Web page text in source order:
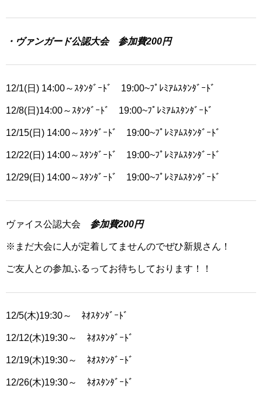
・ヴァンガード公認大会 参加費200円
12/1(日) 14:00～ｽﾀﾝﾀﾞｰﾄﾞ 19:00~ﾌﾟﾚﾐｱﾑｽﾀﾝﾀﾞｰﾄﾞ
12/8(日)14:00～ｽﾀﾝﾀﾞｰﾄﾞ 19:00~ﾌﾟﾚﾐｱﾑｽﾀﾝﾀﾞｰﾄﾞ
12/15(日) 14:00～ｽﾀﾝﾀﾞｰﾄﾞ 19:00~ﾌﾟﾚﾐｱﾑｽﾀﾝﾀﾞｰﾄﾞ
12/22(日) 14:00～ｽﾀﾝﾀﾞｰﾄﾞ 19:00~ﾌﾟﾚﾐｱﾑｽﾀﾝﾀﾞｰﾄﾞ
12/29(日) 14:00～ｽﾀﾝﾀﾞｰﾄﾞ 19:00~ﾌﾟﾚﾐｱﾑｽﾀﾝﾀﾞｰﾄﾞ
ヴァイス公認大会 参加費200円
※まだ大会に人が定着してませんのでぜひ新規さん！
ご友人との参加ふるってお待ちしております！！
12/5(木)19:30～ ﾈｵｽﾀﾝﾀﾞｰﾄﾞ
12/12(木)19:30～ ﾈｵｽﾀﾝﾀﾞｰﾄﾞ
12/19(木)19:30～ ﾈｵｽﾀﾝﾀﾞｰﾄﾞ
12/26(木)19:30～ ﾈｵｽﾀﾝﾀﾞｰﾄﾞ